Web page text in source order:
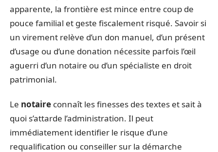
apparente, la frontière est mince entre coup de
pouce familial et geste fiscalement risqué. Savoir si
un virement relève d’un don manuel, d’un présent
d’usage ou d’une donation nécessite parfois l’œil
aguerri d’un notaire ou d’un spécialiste en droit
patrimonial.
Le notaire connaît les finesses des textes et sait à
quoi s’attarde l’administration. Il peut
immédiatement identifier le risque d’une
requalification ou conseiller sur la démarche